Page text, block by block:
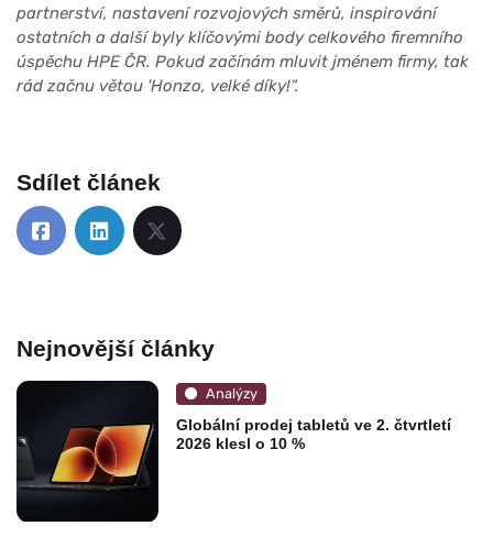
partnerství, nastavení rozvojových směrů, inspirování
ostatních a další byly klíčovými body celkového firemního
úspěchu HPE ČR. Pokud začínám mluvit jménem firmy, tak
rád začnu větou 'Honzo, velké díky!“.
Sdílet článek
Nejnovější články
Analýzy
Globální prodej tabletů ve 2. čtvrtletí
2026 klesl o 10 %